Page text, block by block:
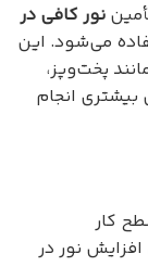
نور کافی در
می‌شود. این
پخت‌وپز،
انجام
کار
افزایش نور در